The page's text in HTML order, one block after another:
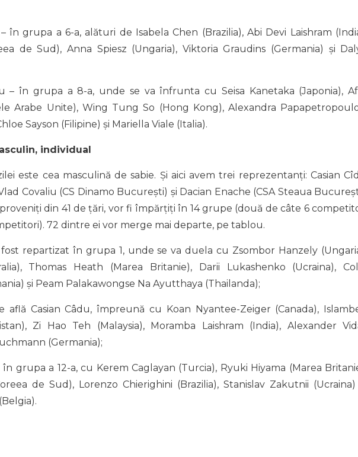
în grupa a 6-a, alături de Isabela Chen (Brazilia), Abi Devi Laishram
de Sud), Anna Spiesz (Ungaria), Viktoria Graudins (Germania) și
– în grupa a 8-a, unde se va înfrunta cu Seisa Kanetaka (Japonia),
Arabe Unite), Wing Tung So (Hong Kong), Alexandra
Sayson (Filipine) și Mariella Viale (Italia).
individual
este cea masculină de sabie. Și aici avem trei reprezentanți: Casian
Covaliu (CS Dinamo București) și Dacian Enache (CSA Steaua
proveniți din 41 de țări, vor fi împărțiți în 14 grupe (două de câte 6
72 dintre ei vor merge mai departe, pe tablou.
fost repartizat în grupa 1, unde se va duela cu Zsombor Hanzely
Thomas Heath (Marea Britanie), Darii Lukashenko (Ucraina),
și Peam Palakawongse Na Ayutthaya (Thailanda);
află Casian Câdu, împreună cu Koan Nyantee-Zeiger (Canada),
Zi Hao Teh (Malaysia), Moramba Laishram (India), Alexander
(Germania);
grupa a 12-a, cu Kerem Caglayan (Turcia), Ryuki Hiyama (Marea
de Sud), Lorenzo Chierighini (Brazilia), Stanislav Zakutnii (Ucraina)